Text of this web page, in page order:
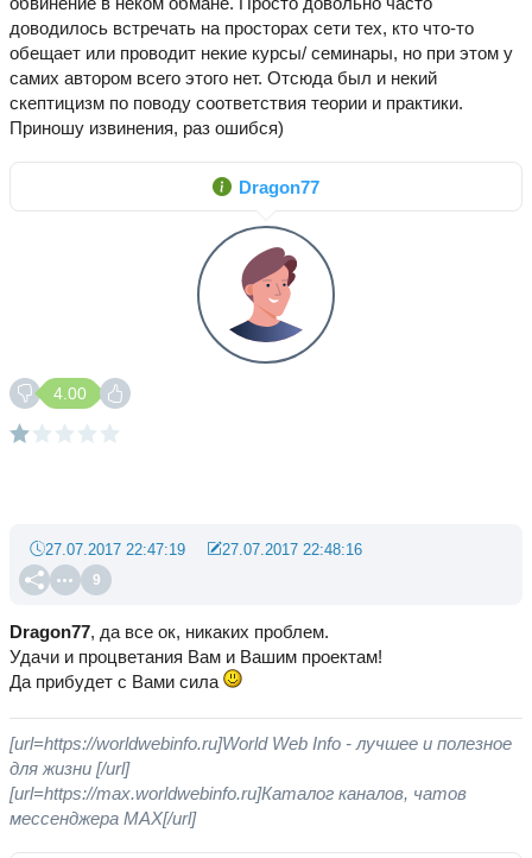
доводилось встречать на просторах сети тех, кто что-то
обещает или проводит некие курсы/ семинары, но при этом у
самих автором всего этого нет. Отсюда был и некий
скептицизм по поводу соответствия теории и практики.
Приношу извинения, раз ошибся)
Dragon77
4.00
9
27.07.2017 22:47:19 27.07.2017 22:48:16
Dragon77, да все ок, никаких проблем.
Удачи и процветания Вам и Вашим проектам!
Да прибудет с Вами сила
[url=https://worldwebinfo.ru]World Web Info - лучшее и полезное
для жизни [/url]
[url=https://max.worldwebinfo.ru]Каталог каналов, чатов
мессенджера MAX[/url]